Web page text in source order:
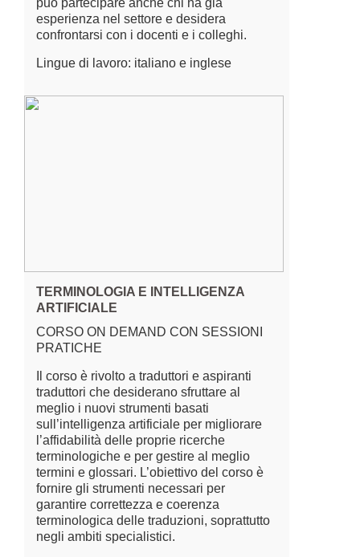
può partecipare anche chi ha già
esperienza nel settore e desidera
confrontarsi con i docenti e i colleghi.
Lingue di lavoro: italiano e inglese
TERMINOLOGIA E INTELLIGENZA
ARTIFICIALE
CORSO ON DEMAND CON SESSIONI
PRATICHE
Il corso è rivolto a traduttori e aspiranti
traduttori che desiderano sfruttare al
meglio i nuovi strumenti basati
sull’intelligenza artificiale per migliorare
l’affidabilità delle proprie ricerche
terminologiche e per gestire al meglio
termini e glossari. L’obiettivo del corso è
fornire gli strumenti necessari per
garantire correttezza e coerenza
terminologica delle traduzioni, soprattutto
negli ambiti specialistici.